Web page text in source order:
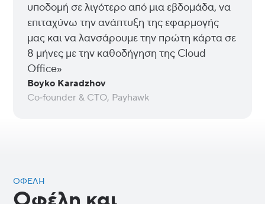
υποδομή σε λιγότερο από μια εβδομάδα, να
επιταχύνω την ανάπτυξη της εφαρμογής
μας και να λανσάρουμε την πρώτη κάρτα σε
8 μήνες με την καθοδήγηση της Cloud
Office»
Boyko Karadzhov
Co‑founder & CTO, Payhawk
ΟΦΈΛΗ